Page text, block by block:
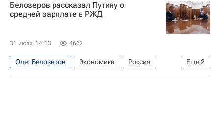
Белозеров рассказал Путину о
средней зарплате в РЖД
31 июля, 14:13 4662
Еще2
Олег Белозеров Экономика
Россия
Владимир Путин
РЖД